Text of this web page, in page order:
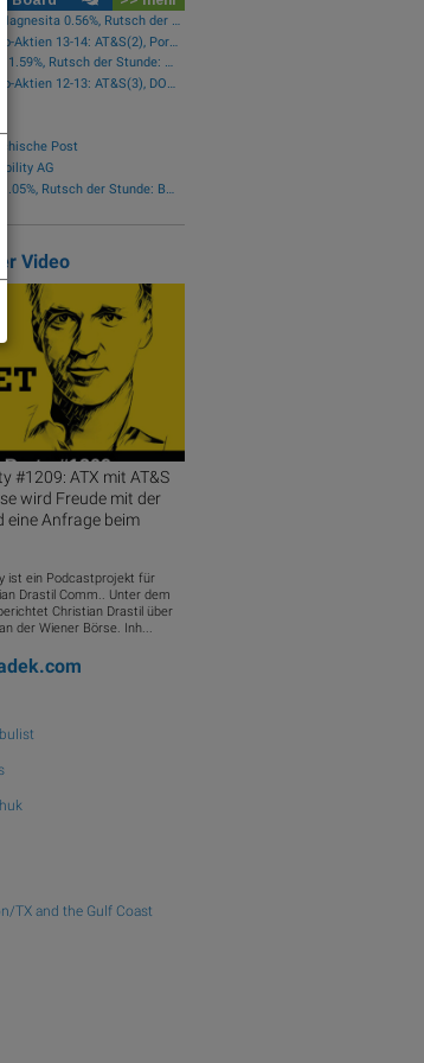
Radio Network AG, BRN © Aussendung
Star der Stunde: RHI Magnesita 0.56%, Rutsch der Stunde: Frequentis -0.45%
Star der Stunde: AT&S 1.59%, Rutsch der Stunde: Bajaj Mobility AG -5.77%
wikifolio-Trades Austro-Aktien 12-13: AT&S(3), DO&CO(1), VIG(1), Kontron(1)
Post
AG
Star der Stunde: Porr 1.05%, Rutsch der Stunde: Bajaj Mobility AG -1.02%
Video
#1209: ATX mit AT&S
wird Freude mit der
eine Anfrage beim
ist ein Podcastprojekt für
Drastil Comm.. Unter dem
Christian Drastil über
der Wiener Börse. Inh...
TX and the Gulf Coast